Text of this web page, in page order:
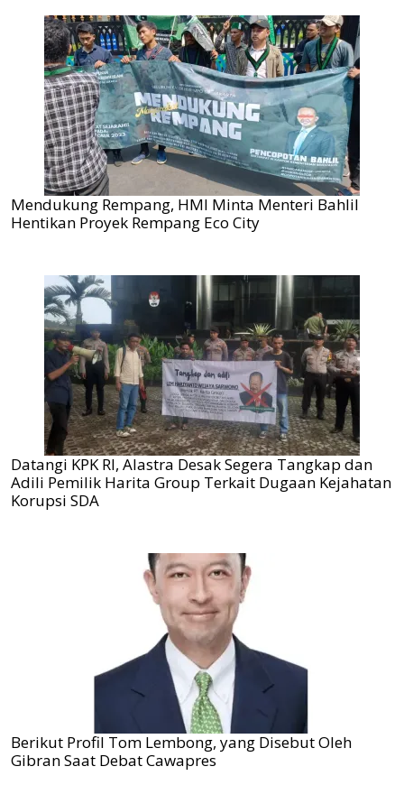
Mendukung Rempang, HMI Minta Menteri Bahlil
Hentikan Proyek Rempang Eco City
Datangi KPK RI, Alastra Desak Segera Tangkap dan
Adili Pemilik Harita Group Terkait Dugaan Kejahatan
Korupsi SDA
Berikut Profil Tom Lembong, yang Disebut Oleh
Gibran Saat Debat Cawapres